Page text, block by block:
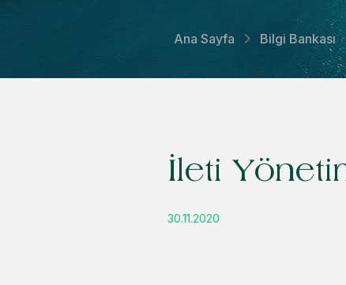
Ana Sayfa Bilgi Bankası
İleti
30.11.2020